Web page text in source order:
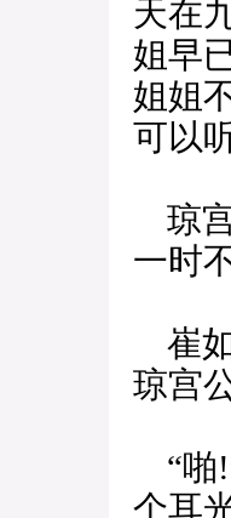
天在
姐早
姐姐
可以
琼
一时
崔
琼宫
“啪
个耳